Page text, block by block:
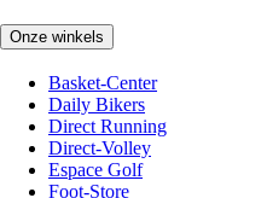
Onze winkels
Basket-Center
Daily Bikers
Direct Running
Direct-Volley
Espace Golf
Foot-Store